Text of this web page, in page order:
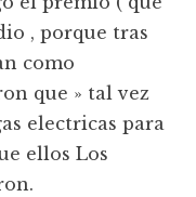
, porque tras
como
que » tal vez
electricas para
ellos Los